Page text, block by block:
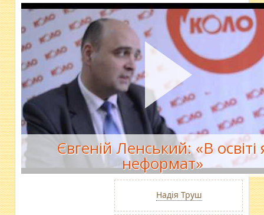
Євгеній Ленський: «В освіті
неформат»
Надія Труш